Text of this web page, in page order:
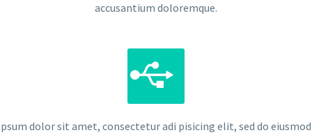
accusantium doloremque.


psum dolor sit amet, consectetur adi pisicing elit, sed do eiusmod